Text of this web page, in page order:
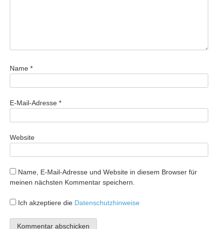
Name *
E-Mail-Adresse *
Website
Name, E-Mail-Adresse und Website in diesem Browser für
meinen nächsten Kommentar speichern.
Ich akzeptiere die Datenschutzhinweise